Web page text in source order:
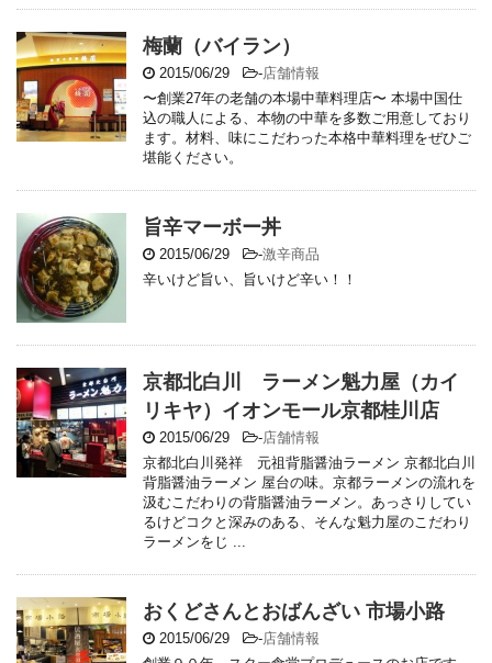
梅蘭（バイラン）
2015/06/29 -店舗情報
〜創業27年の老舗の本場中華料理店〜 本場中国仕
込の職人による、本物の中華を多数ご用意しており
ます。材料、味にこだわった本格中華料理をぜひご
堪能ください。
旨辛マーボー丼
2015/06/29 -激辛商品
辛いけど旨い、旨いけど辛い！！
京都北白川 ラーメン魁力屋（カイ
リキヤ）イオンモール京都桂川店
2015/06/29 -店舗情報
京都北白川発祥 元祖背脂醤油ラーメン 京都北白川
背脂醤油ラーメン 屋台の味。京都ラーメンの流れを
汲むこだわりの背脂醤油ラーメン。あっさりしてい
るけどコクと深みのある、そんな魁力屋のこだわり
ラーメンをじ ...
おくどさんとおばんざい 市場小路
2015/06/29 -店舗情報